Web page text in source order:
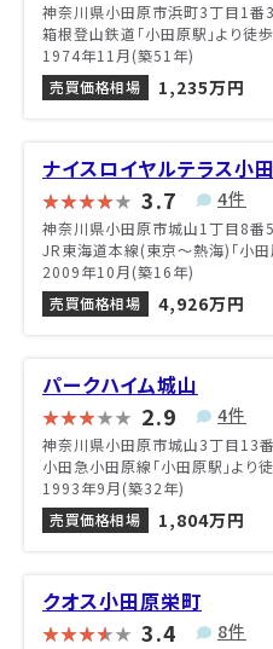
神奈川県小田原市浜町3丁目1番
箱根登山鉄道「小田原駅」より徒
1974年11月(築51年)
売買価格相場
1,235万円
ナイスロイヤルテラス小
3.7 4件
神奈川県小田原市城山1丁目8番
JR東海道本線(東京～熱海)「小田
2009年10月(築16年)
売買価格相場
4,926万円
パークハイム城山
2.9 4件
神奈川県小田原市城山3丁目13
小田急小田原線「小田原駅」より
1993年9月(築32年)
売買価格相場
1,804万円
クオス小田原栄町
3.4 8件